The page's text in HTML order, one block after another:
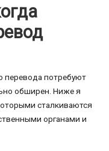
перевода потребуют
обширен. Ниже я
сталкиваются
органами и